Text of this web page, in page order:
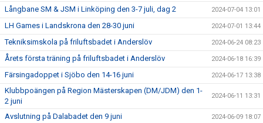
Långbane SM & JSM i Linköping den 3-7 juli, dag 2 2024-07-04 13:01
LH Games i Landskrona den 28-30 juni 2024-07-01 13:44
Tekniksimskola på friluftsbadet i Anderslöv 2024-06-24 08:23
Årets första träning på friluftsbadet i Anderslöv 2024-06-18 16:39
Färsingadoppet i Sjöbo den 14-16 juni 2024-06-17 13:38
Klubbpoängen på Region Mästerskapen (DM/JDM) den 1-
2 juni
2024-06-11 13:31
Avslutning på Dalabadet den 9 juni 2024-06-09 18:07